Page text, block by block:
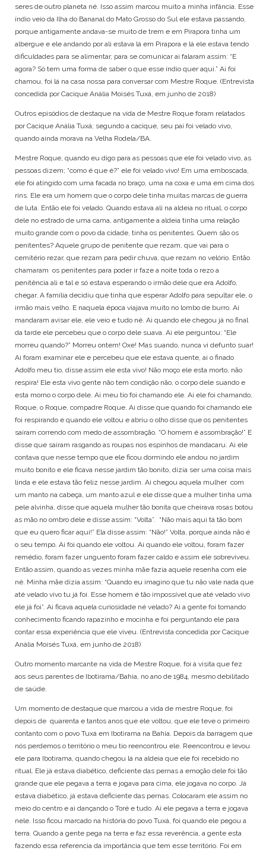
seres de outro planeta né. Isso assim marcou muito a minha infância. Esse
índio veio da Ilha do Bananal do Mato Grosso do Sul ele estava passando,
porque antigamente andava-se muito de trem e em Pirapora tinha um
albergue e ele andando por ali estava lá em Pirapora e lá ele estava tendo
dificuldades para se alimentar, para se comunicar ai falaram assim: “E
agora? Só tem uma forma de saber o que esse índio quer aqui.” Ai foi
chamou, foi lá na casa nossa para conversar com Mestre Roque. (Entrevista
concedida por Cacique Anália Moisés Tuxá, em junho de 2018)
Outros episódios de destaque na vida de Mestre Roque foram relatados
por Cacique Anália Tuxá; segundo a cacique, seu pai foi velado vivo,
quando ainda morava na Velha Rodela/BA.
Mestre Roque, quando eu digo para as pessoas que ele foi velado vivo, as
pessoas dizem; “como é que é?” ele foi velado vivo! Em uma emboscada,
ele foi atingido com uma facada no braço, uma na coxa e uma em cima dos
rins. Ele era um homem que o corpo dele tinha muitas marcas de guerra
de luta. Então ele foi velado. Quando estava ali na aldeia no ritual, o corpo
dele no estrado de uma cama, antigamente a aldeia tinha uma relação
muito grande com o povo da cidade, tinha os penitentes. Quem são os
penitentes? Aquele grupo de penitente que rezam, que vai para o
cemitério rezar, que rezam para pedir chuva, que rezam no velório. Então
chamaram os penitentes para poder ir faze a noite toda o rezo a
penitência ali e tal e só estava esperando o irmão dele que era Adolfo,
chegar. A família decidiu que tinha que esperar Adolfo para sepultar ele, o
irmão mais velho. E naquela época viajava muito no lombo de burro. Ai
mandaram avisar ele, ele veio e tudo né. Ai quando ele chegou já no final
da tarde ele percebeu que o corpo dele suava. Ai ele perguntou: “Ele
morreu quando?” Morreu ontem! Oxe! Mas suando, nunca vi defunto suar!
Ai foram examinar ele e percebeu que ele estava quente, ai o finado
Adolfo meu tio, disse assim ele esta vivo! Não moço ele esta morto, não
respira! Ele esta vivo gente não tem condição não, o corpo dele suando e
esta morno o corpo dele. Ai meu tio foi chamando ele. Ai ele foi chamando,
Roque, o Roque, compadre Roque. Ai disse que quando foi chamando ele
foi respirando e quando ele voltou e abriu o olho disse que os penitentes
saíram correndo com medo de assombração. “O homem é assombração!” E
disse que saíram rasgando as roupas nos espinhos de mandacaru. Ai ele
contava que nesse tempo que ele ficou dormindo ele andou no jardim
muito bonito e ele ficava nesse jardim tão bonito, dizia ser uma coisa mais
linda e ele estava tão feliz nesse jardim. Ai chegou aquela mulher com
um manto na cabeça, um manto azul e ele disse que a mulher tinha uma
pele alvinha, disse que aquela mulher tão bonita que cheirava rosas botou
as mão no ombro dele e disse assim: “Volta”. “Não mais aqui tá tão bom
que eu quero ficar aqui!” Ela disse assim: “Não!” Volta, porque ainda não é
o seu tempo. Ai foi quando ele voltou. Ai quando ele voltou, foram fazer
remédio, foram fazer unguento foram fazer caldo e assim ele sobreviveu.
Então assim, quando as vezes minha mãe fazia aquele resenha com ele
né. Minha mãe dizia assim: “Quando eu imagino que tu não vale nada que
até velado vivo tu já foi. Esse homem é tão impossível que até velado vivo
ele já foi”. Ai ficava aquela curiosidade né velado? Ai a gente foi tomando
conhecimento ficando rapazinho e mocinha e foi perguntando ele para
contar essa experiência que ele viveu. (Entrevista concedida por Cacique
Anália Moisés Tuxá, em junho de 2018)
Outro momento marcante na vida de Mestre Roque, foi à visita que fez
aos seus parentes de Ibotirama/Bahia, no ano de 1984, mesmo debilitado
de saúde.
Um momento de destaque que marcou a vida de mestre Roque, foi
depois de quarenta e tantos anos que ele voltou, que ele teve o primeiro
contanto com o povo Tuxá em Ibotirama na Bahia. Depois da barragem que
nós perdemos o território o meu tio reencontrou ele. Reencontrou e levou
ele para Ibotirama, quando chegou lá na aldeia que ele foi recebido no
ritual. Ele já estava diabético, deficiente das pernas a emoção dele foi tão
grande que ele pegava a terra e jogava para cima, ele jogava no corpo. Já
estava diabético, já estava deficiente das pernas. Colocaram ele assim no
meio do centro e ai dançando o Toré e tudo. Ai ele pegava a terra e jogava
nele. Isso ficou marcado na história do povo Tuxá, foi quando ele pegou a
terra. Quando a gente pega na terra e faz essa reverência, a gente esta
fazendo essa referencia da importância que tem esse território. Foi em